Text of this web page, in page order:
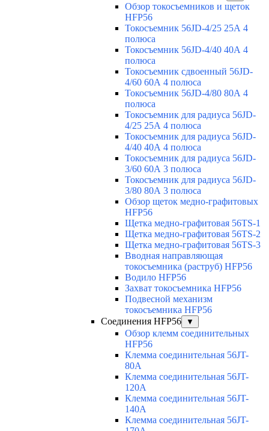
Обзор токосъемников и щеток
HFP56
Токосъемник 56JD-4/25 25А 4
полюса
Токосъемник 56JD-4/40 40А 4
полюса
Токосъемник сдвоенный 56JD-
4/60 60А 4 полюса
Токосъемник 56JD-4/80 80А 4
полюса
Токосъемник для радиуса 56JD-
4/25 25А 4 полюса
Токосъемник для радиуса 56JD-
4/40 40А 4 полюса
Токосъемник для радиуса 56JD-
3/60 60А 3 полюса
Токосъемник для радиуса 56JD-
3/80 80А 3 полюса
Обзор щеток медно-графитовых
HFP56
Щетка медно-графитовая 56TS-1
Щетка медно-графитовая 56TS-2
Щетка медно-графитовая 56TS-3
Вводная направляющая
токосъемника (раструб) HFP56
Водило HFP56
Захват токосъемника HFP56
Подвесной механизм
токосъемника HFP56
Соединения HFP56
▼
Обзор клемм соединительных
HFP56
Клемма соединительная 56JT-
80A
Клемма соединительная 56JT-
120A
Клемма соединительная 56JT-
140A
Клемма соединительная 56JT-